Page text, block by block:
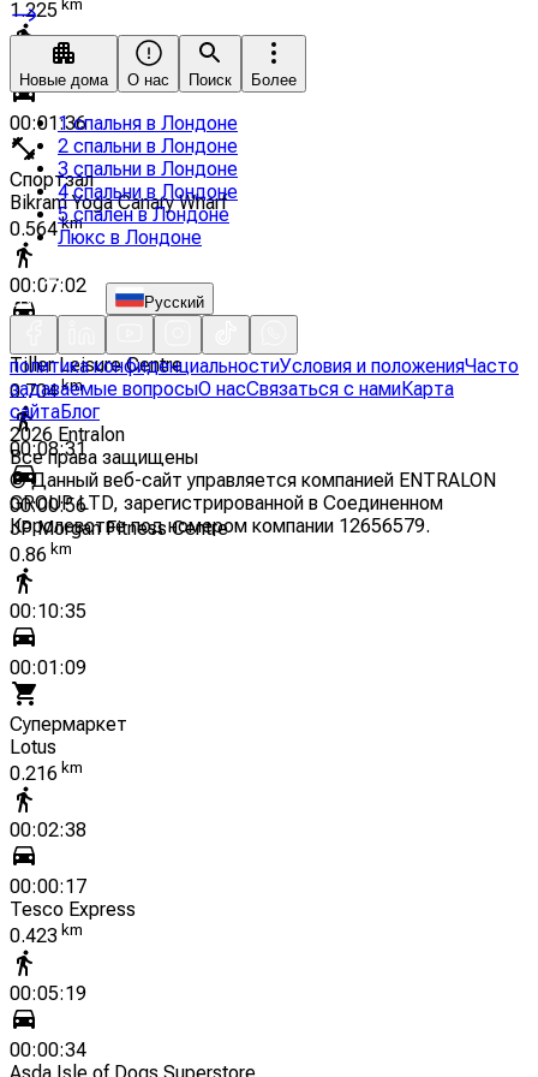
1.225 km
00:14:39
00:01:36
Спортзал
Bikram Yoga Canary Wharf
0.564km
00:07:02
Tiller Leisure Centre
0.704km
00:08:31
00:00:56
JP Morgan Fitness Centre
0.86 km
00:10:35
00:01:09
Супермаркет
Lotus
0.216 km
00:02:38
00:00:17
Tesco Express
0.423 km
00:05:19
00:00:34
Новые дома О нас Поиск Более
1 спальня в Лондоне
2 спальни в Лондоне
3 спальни в Лондоне
4 спальни в Лондоне
5 спален в Лондоне
Люкс в Лондоне
Русский
политика конфиденциальностиУсловия и положенияЧасто
задаваемые вопросыО насСвязаться с намиКарта
сайтаБлог
2026 Entralon
Все права защищены
©Данный веб-сайт управляется компанией ENTRALON
GROUP LTD, зарегистрированной в Соединенном
Королевстве под номером компании 12656579.